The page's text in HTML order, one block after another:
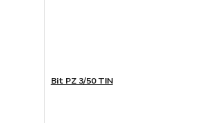
Bit PZ 3/50 TIN